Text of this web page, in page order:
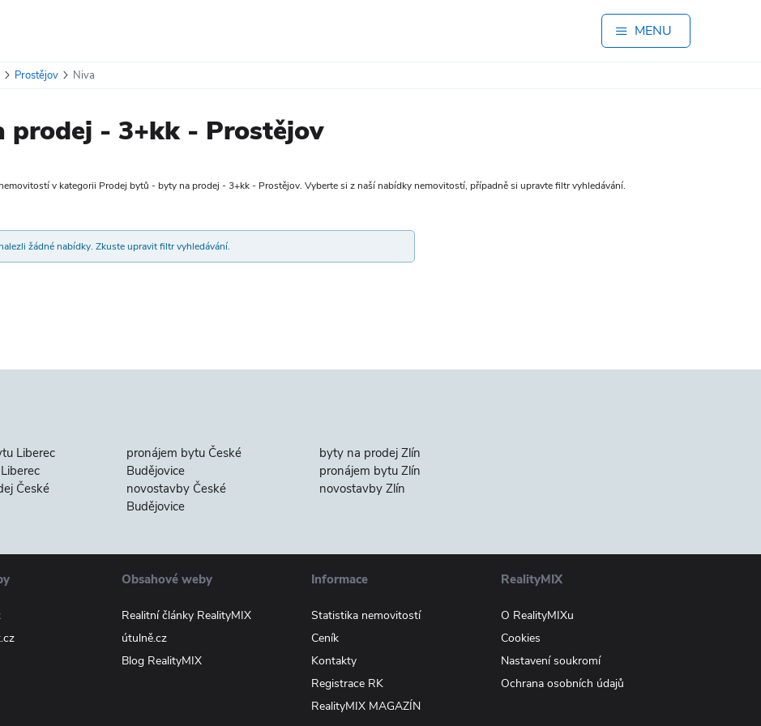
MENU
Prostějov Niva
prodej - 3+kk - Prostějov
v kategorii Prodej bytů - byty na prodej - 3+kk - Prostějov. Vyberte si z naší nabídky nemovitostí, případně si upravte filtr vyhledávání.
žádné nabídky. Zkuste upravit filtr vyhledávání.
Liberec
České
pronájem bytu České
Budějovice
novostavby České
Budějovice
byty na prodej Zlín
pronájem bytu Zlín
novostavby Zlín
Obsahové weby
Realitní články RealityMIX
útulně.cz
Blog RealityMIX
Informace
Statistika nemovitostí
Ceník
Kontakty
Registrace RK
RealityMIX MAGAZÍN
RealityMIX
O RealityMIXu
Cookies
Nastavení soukromí
Ochrana osobních údajů